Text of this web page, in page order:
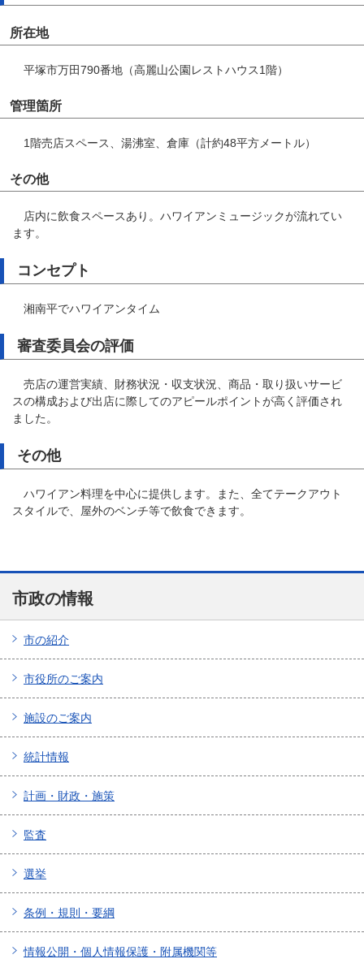
所在地
平塚市万田790番地（高麗山公園レストハウス1階）
管理箇所
1階売店スペース、湯沸室、倉庫（計約48平方メートル）
その他
店内に飲食スペースあり。ハワイアンミュージックが流れてい
ます。
コンセプト
湘南平でハワイアンタイム
審査委員会の評価
売店の運営実績、財務状況・収支状況、商品・取り扱いサービ
スの構成および出店に際してのアピールポイントが高く評価され
ました。
その他
ハワイアン料理を中心に提供します。また、全てテークアウト
スタイルで、屋外のベンチ等で飲食できます。
市政の情報
市の紹介
市役所のご案内
施設のご案内
統計情報
計画・財政・施策
監査
選挙
条例・規則・要綱
情報公開・個人情報保護・附属機関等